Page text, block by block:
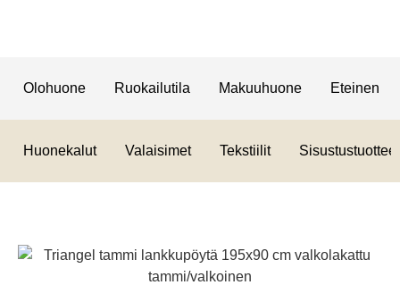
Olohuone Ruokailutila Makuuhuone Eteinen
Huonekalut Valaisimet Tekstiilit Sisustustuotteet